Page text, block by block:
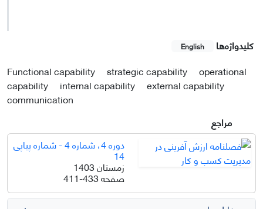
کلیدواژه‌ها English
Functional capability strategic capability
operational
capability
internal capability
external capability
communication
مراجع
دوره 4، شماره 4 - شماره پیاپی
14
زمستان 1403
صفحه411-433